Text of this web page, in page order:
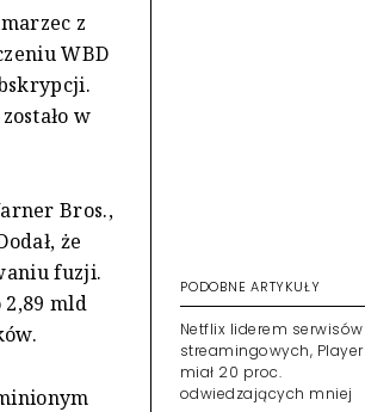
z
WBD
w
Bros.,
że
fuzji.
2,89 mld
PODOBNE ARTYKUŁY
Netflix liderem serwisów
streamingowych, Player
miał 20 proc.
odwiedzających mniej